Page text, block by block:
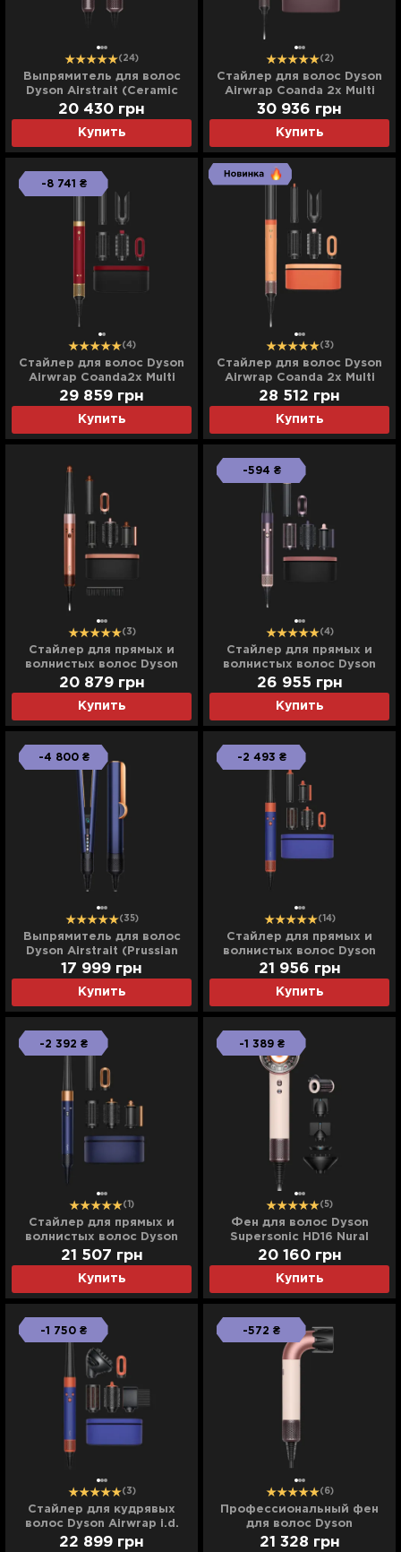
(24)
Выпрямитель для волос
Dyson Airstrait (Ceramic
Pink/Rose Gold)
Купить
20 430 грн
(2)
Cтайлер для волос Dyson
Airwrap Coanda 2х Multi
Styler & Dryer (Ceramic
Pink/Rose Gold) (492466-
01)
Купить
30 936 грн
-8 741 ₴
(4)
Cтайлер для волос Dyson
Airwrap Coanda2х Multi
Styler & Dryer (Red
Velvet/Gold)
Купить
29 859 грн
(3)
Стайлер для волос Dyson
Airwrap Coanda 2х Multi
Styler & Dryer (Ceramic
Apricot/Topaz)
Купить
28 512 грн
(3)
Стайлер для прямых и
волнистых волос Dyson
Airwrap i.d. (Amber Silk)
Купить
20 879 грн
-594 ₴
(4)
Стайлер для прямых и
волнистых волос Dyson
Airwrap i.d. (Jasper Plum)
Купить
26 955 грн
-4 800 ₴
(35)
Выпрямитель для волос
Dyson Airstrait (Prussian
Blue/Rich Copper)
Купить
17 999 грн
-2 493 ₴
(14)
Стайлер для прямых и
волнистых волос Dyson
Airwrap i.d. (Vinca
Blue/Topaz)
Купить
21 956 грн
-2 392 ₴
(1)
Стайлер для прямых и
волнистых волос Dyson
Airwrap i.d. (Prussian
Blue/Rich Copper)
Купить
21 507 грн
-1 389 ₴
(5)
Фен для волос Dyson
Supersonic HD16 Nural
Straight+Wavy (Ceramic
Pink/Rose Gold)
Купить
20 160 грн
-1 750 ₴
(3)
Стайлер для кудрявых
волос Dyson Airwrap i.d.
Curly+Coily (Vinca
22 899 грн
-572 ₴
(6)
Профессиональный фен
для волос Dyson
Supersonic r (Ceramic
21 328 грн